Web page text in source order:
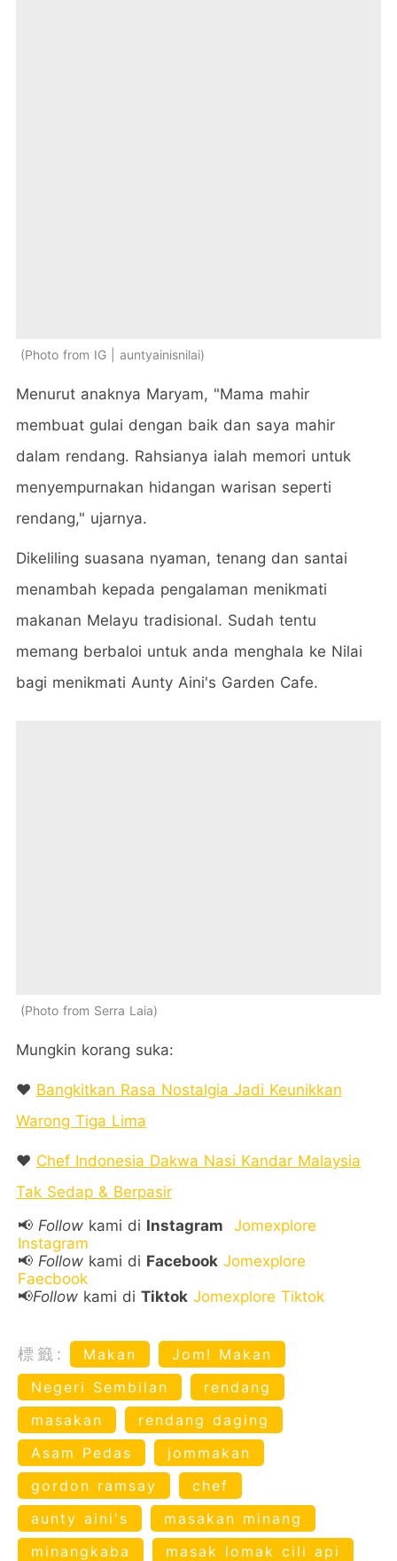
Photo from IG | auntyainisnilai
Menurut anaknya Maryam, "Mama mahir
membuat gulai dengan baik dan saya mahir
dalam rendang. Rahsianya ialah memori untuk
menyempurnakan hidangan warisan seperti
rendang," ujarnya.
Dikeliling suasana nyaman, tenang dan santai
menambah kepada pengalaman menikmati
makanan Melayu tradisional. Sudah tentu
memang berbaloi untuk anda menghala ke Nilai
bagi menikmati Aunty Aini's Garden Cafe.
Photo from Serra Laia
Mungkin korang suka:
❤️ Bangkitkan Rasa Nostalgia Jadi Keunikkan
Warong Tiga Lima
❤️ Chef Indonesia Dakwa Nasi Kandar Malaysia
Tak Sedap & Berpasir
📢 Follow kami di Instagram
Jomexplore
Instagram
📢 Follow kami di Facebook Jomexplore
Faecbook
📢Follow kami di Tiktok Jomexplore Tiktok
標籤: Makan
Jom! Makan
Negeri Sembilan
rendang
masakan
rendang daging
Asam Pedas
jommakan
gordon ramsay
chef
aunty aini's
masakan minang
minangkaba
masak lomak cili api